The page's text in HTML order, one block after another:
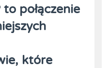
połączenie
które